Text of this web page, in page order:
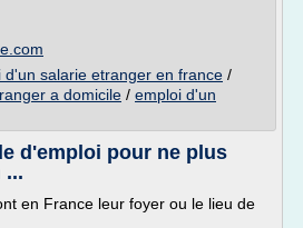
d'un salarie etranger en france /
a domicile / emploi d'un
d'emploi pour ne plus
...
en France leur foyer ou le lieu de